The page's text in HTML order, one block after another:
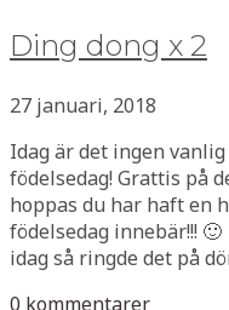
Ding dong x 2
27 januari, 2018
Idag är det ingen
födelsedag! Grattis på
hoppas du har haft en
födelsedag innebär!!!
idag så ringde det på
0 kommentarer